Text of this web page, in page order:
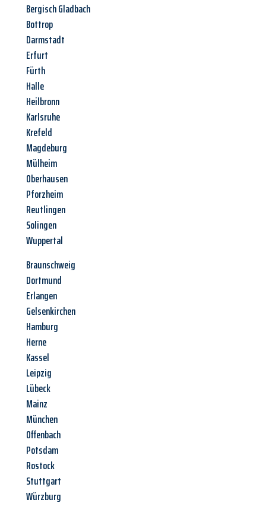
Bergisch Gladbach
Bottrop
Darmstadt
Erfurt
Fürth
Halle
Heilbronn
Karlsruhe
Krefeld
Magdeburg
Mülheim
Oberhausen
Pforzheim
Reutlingen
Solingen
Wuppertal
Braunschweig
Dortmund
Erlangen
Gelsenkirchen
Hamburg
Herne
Kassel
Leipzig
Lübeck
Mainz
München
Offenbach
Potsdam
Rostock
Stuttgart
Würzburg